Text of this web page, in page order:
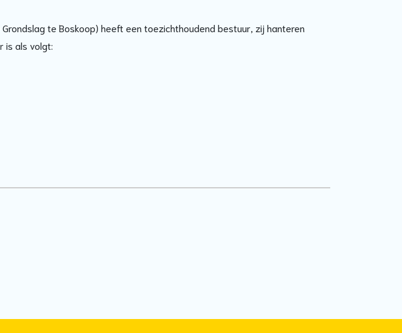
te Boskoop) heeft een toezichthoudend bestuur, zij hanteren
is als volgt: